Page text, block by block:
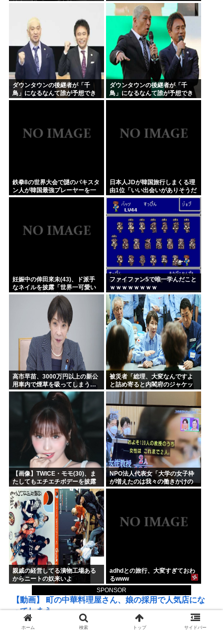
SPONSOR
ダウンタウンの後継者が「千
鳥」になるなんて誰が予想でき
たんや
ダウンタウンの後継者が「千
鳥」になるなんて誰が予想でき
たんや
鉄拳8の世界大会で謎のパキスタ
ン人が韓国最強プレーヤーを一
方的にボコして約5000万円ゲッ
日本人JDが韓国旅行しまくる理
由1位「いい出会いがありそうだ
から」
妊娠中の倖田來未(43)、ド派手
なネイルを披露「世界一可愛い
妊婦」と称賛の声
ファイファン5で唯一学んだこと
ｗｗｗｗｗｗｗｗ
高市早苗、3000万円以上の新公
用車内で煙草を吸ってしまう…
被災者「総理、大変なんですよ
と詰め寄ると内閣府のジャケッ
トを着た人に『静かに 』とすご
まれた」
【画像】TWICE・モモ(30)、ま
たしてもエチエチボデーを披露
www
NPO法人代表女「大学の女子枠
が増えたのは我々の働きかけの
おかげです！」 女子枠提言の張
親戚の経営してる漬物工場ある
からニートの奴来いよ
adhdとの旅行、大変すぎておわ
るwww
【動画】 町の中華料理屋さん、娘の採用で人気店にな
ってしまう
ロシアさん、国民の財産を没収しはじめる
ホーム 検索 トップ サイドバー